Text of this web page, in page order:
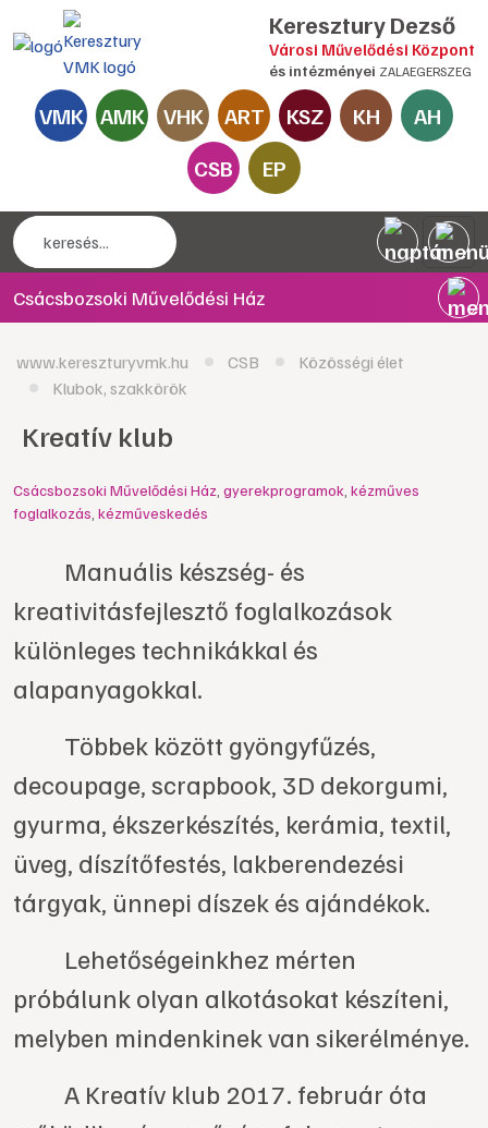
Keresztury Dezső
Városi Művelődési Központ
és intézményei ZALAEGERSZEG
VMK AMK VHK ART KSZ KH
AH
CSB
EP
Csácsbozsoki Művelődési Ház
www.kereszturyvmk.hu CSB
Közösségi élet
Klubok, szakkörök
Kreatív klub
Csácsbozsoki Művelődési Ház gyerekprogramok kézműves
foglalkozás kézműveskedés
Manuális készség- és
kreativitásfejlesztő foglalkozások
különleges technikákkal és
alapanyagokkal.
Többek között gyöngyfűzés,
decoupage, scrapbook, 3D dekorgumi,
gyurma, ékszerkészítés, kerámia, textil,
üveg, díszítőfestés, lakberendezési
tárgyak, ünnepi díszek és ajándékok.
Lehetőségeinkhez mérten
próbálunk olyan alkotásokat készíteni,
melyben mindenkinek van sikerélménye.
A Kreatív klub 2017. február óta